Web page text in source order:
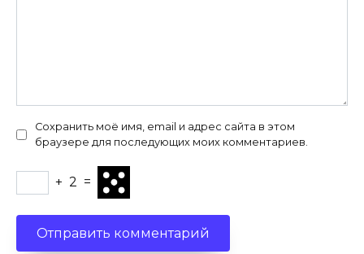
Сохранить моё имя, email и адрес сайта в этом
браузере для последующих моих комментариев.
+ 2 =